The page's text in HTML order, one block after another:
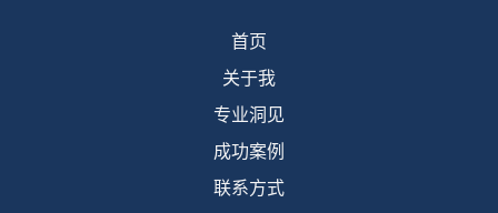
首页
关于我
专业洞见
成功案例
联系方式